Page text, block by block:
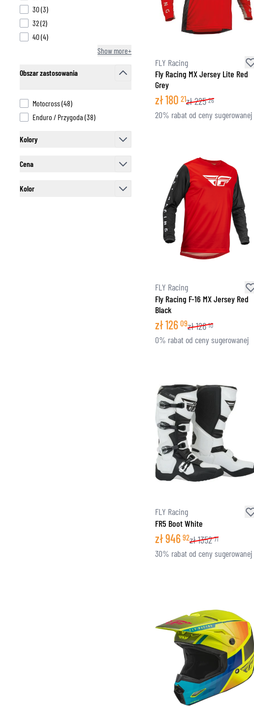
30(3products available
)
32(2products available
)
40(4products available
)
Show more+
Obszar zastosowania
Motocross(48products available
)
Enduro / Przygoda (38products available
)
Kolory
Cena
Kolor
FLY Racing
Fly Racing MX Jersey Lite Red
Grey
zł180 21zł225 26
20% rabat od ceny sugerowanej
FLY Racing
Fly Racing F-16 MX Jersey Red
Black
zł126 09zł126 10
0% rabat od ceny sugerowanej
FLY Racing
FR5 Boot White
zł946 92zł1352 71
30% rabat od ceny sugerowanej